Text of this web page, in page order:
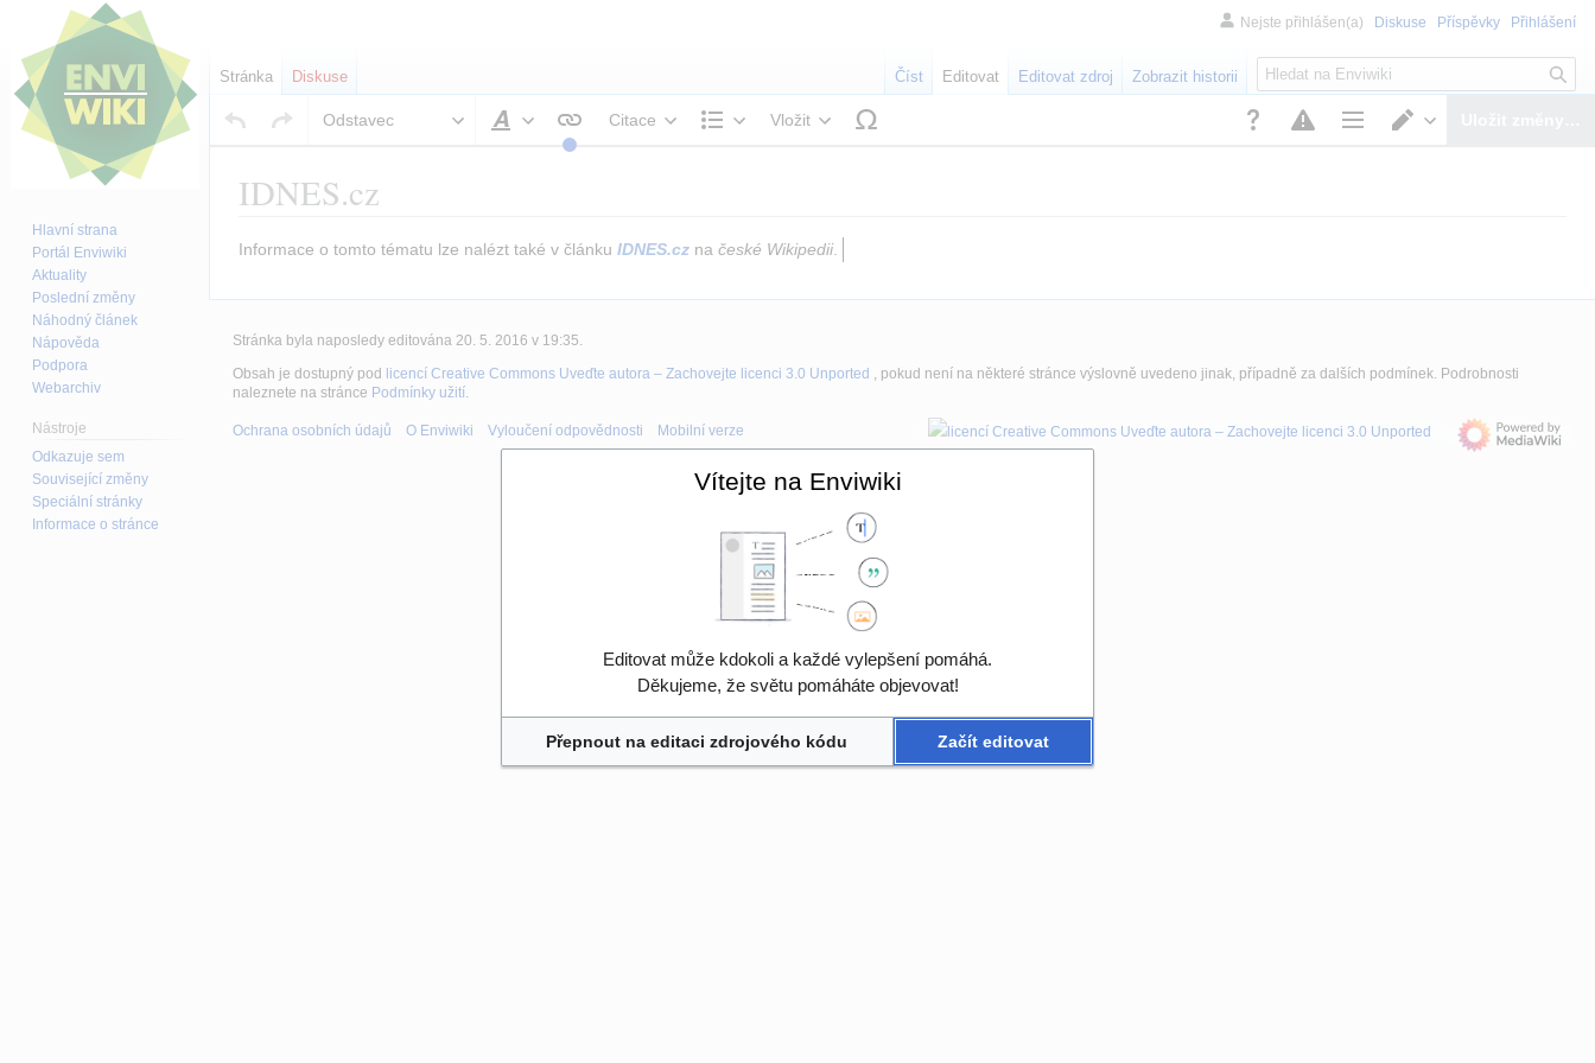
Odstavec
Styl textu
Citace
Vložit
IDNES.cz
Skočit
navigaci
Skočit
vyhledávání
Informace o tomto tématu lze nalézt také v článku IDNES.cz na české Wikipedii.
Nejste přihlášen(a) Diskuse Příspěvky Přihlášení
Stránka Diskuse Číst Editovat Editovat zdroj Zobrazit historii
H
l
e
Hlavní strana
Portál Enviwiki
Aktuality
Poslední změny
Náhodný článek
Nápověda
Podpora
Webarchiv
Nástroje
Odkazuje sem
Související změny
Speciální stránky
Informace o stránce
Stránka byla naposledy editována 20. 5. 2016 v 19:35.
Obsah je dostupný pod
licencí Creative Commons Uveďte autora – Zachovejte licenci 3.0 Unported , pokud není na některé stránce výslovně uvedeno jinak, případně za dalších podmínek. Podrobnosti
naleznete na stránce Podmínky užití.
Ochrana osobních údajů O Enviwiki Vyloučení odpovědnosti Mobilní verze
Vítejte na Enviwiki
Editovat může kdokoli a každé vylepšení pomáhá.
Děkujeme, že světu pomáháte objevovat!
Přepnout na editaci zdrojového kódu Začít editovat